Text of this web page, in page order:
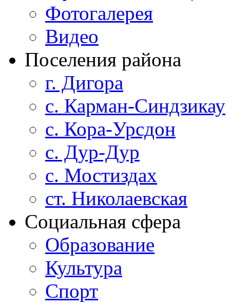
Фотогалерея
Видео
Поселения района
г. Дигора
с. Карман-Синдзикау
с. Кора-Урсдон
с. Дур-Дур
с. Мостиздах
ст. Николаевская
Социальная сфера
Образование
Культура
Спорт